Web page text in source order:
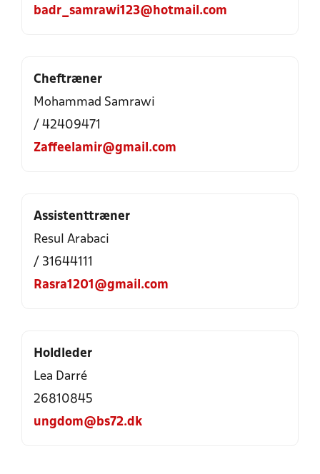
badr_samrawi123@hotmail.com
Cheftræner
Mohammad Samrawi
/ 42409471
Zaffeelamir@gmail.com
Assistenttræner
Resul Arabaci
/ 31644111
Rasra1201@gmail.com
Holdleder
Lea Darré
26810845
ungdom@bs72.dk